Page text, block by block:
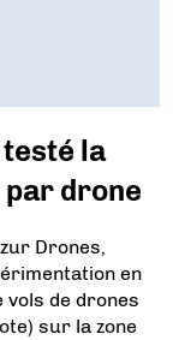
testé la
drone
Drones,
en
vols de drones
sur la zone